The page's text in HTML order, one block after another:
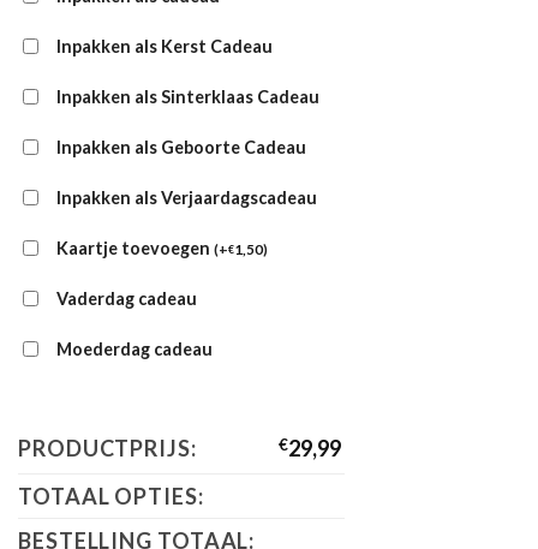
Inpakken als Kerst Cadeau
Inpakken als Sinterklaas Cadeau
Inpakken als Geboorte Cadeau
Inpakken als Verjaardagscadeau
Kaartje toevoegen (+€1,50)
Vaderdag cadeau
Moederdag cadeau
PRODUCTPRIJS: €29,99
TOTAAL OPTIES:
BESTELLING TOTAAL: